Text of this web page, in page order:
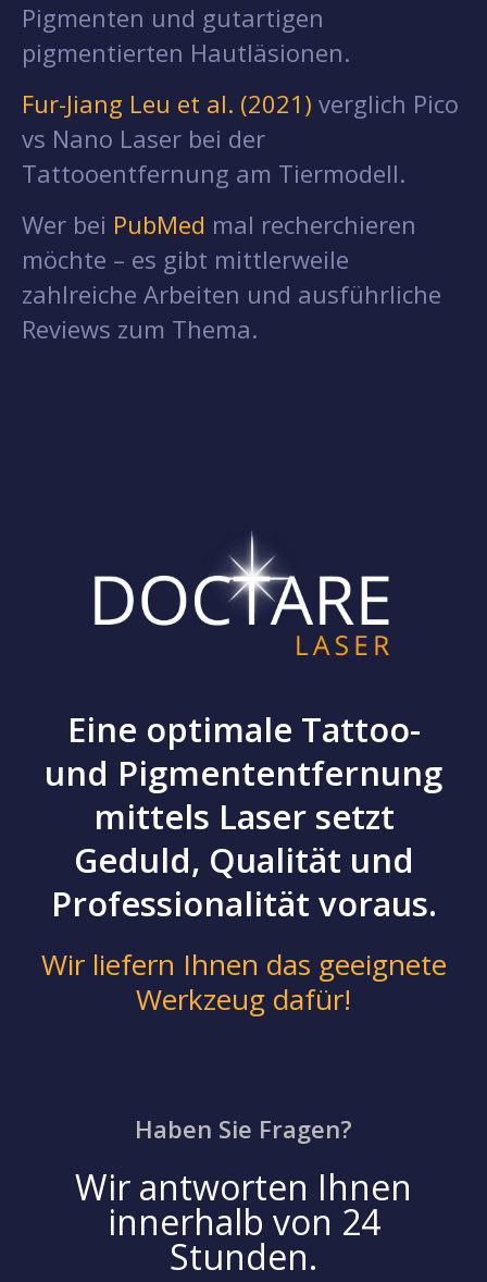
Pigmenten und gutartigen
pigmentierten Hautläsionen.
Fur-Jiang Leu et al. (2021) verglich Pico
vs Nano Laser bei der
Tattooentfernung am Tiermodell.
Wer bei PubMed mal recherchieren
möchte – es gibt mittlerweile
zahlreiche Arbeiten und ausführliche
Reviews zum Thema.
Eine optimale Tattoo-
und Pigmententfernung
mittels Laser setzt
Geduld, Qualität und
Professionalität voraus.
Wir liefern Ihnen das geeignete
Werkzeug dafür!
Haben Sie Fragen?
Wir antworten Ihnen
innerhalb von 24
Stunden.